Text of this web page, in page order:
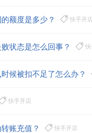
额度是多少？ 快手开
状态是怎么回事？
候被扣不足了怎么办？
快手开店
账充值？ 快手开店